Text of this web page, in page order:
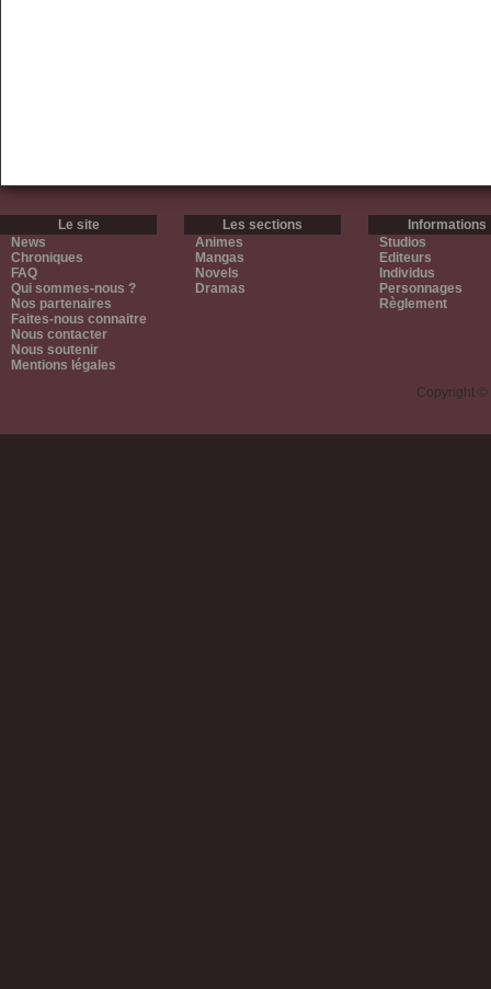
Le site
News
Chroniques
FAQ
Qui sommes-nous ?
Nos partenaires
Faites-nous connaitre
Nous contacter
Nous soutenir
Mentions légales
Les sections
Animes
Mangas
Novels
Dramas
Informations
Studios
Editeurs
Individus
Personnages
Règlement
Copyright ©